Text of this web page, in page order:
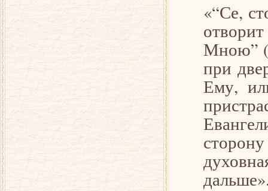
«“Се,
Мною”
при
Ему,